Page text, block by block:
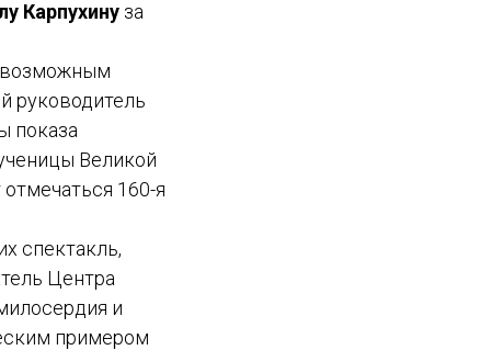
Карпухину за
возможным
руководитель
показа
Великой
160-я
спектакль,
Центра
и
примером